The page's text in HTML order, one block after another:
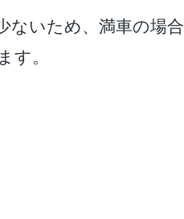
ないため、満車の場
す。